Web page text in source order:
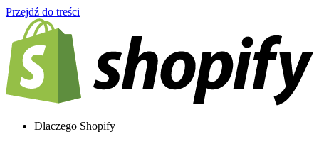
Przejdź do treści
Dlaczego Shopify